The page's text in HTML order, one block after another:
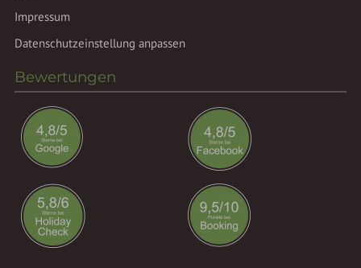
Impressum
Datenschutzeinstellung anpassen
Bewertungen